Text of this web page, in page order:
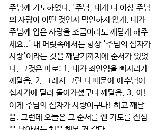
주님께 기도하였다. '주님, 내게 더 이상 주님
의 사랑이 어떤 것인지 막연하지 않게, 내가
주님께 입은 사랑을 조금이라도 깨닫게 해주
세요..' 내 머릿속에서는 항상 '주님의 십자가
사랑'이라는 것을 깨닫기까지에 순서가 있었
다. 그것은 바로: 1. 내가 죄인임을 뼈저리게
깨달음. 2. 그래서 그런 나 때문에 예수님이
십자가에 달려 돌아가셨구나 깨달음. 3. 아!
이게 주님의 십자가 사랑이구나! 하고 깨달
음. 그런데 오늘은 그 순서를 깬 기도를 진심